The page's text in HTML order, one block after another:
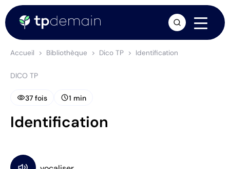
Accueil Bibliothèque Dico TP Identification
DICO TP
visibility37 fois schedule1 min
Identification
arrow_forward